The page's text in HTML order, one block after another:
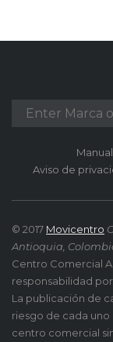
Aviso de
© 2017 Movicentro
Antioquia,
Centro Comercial
responsabilidad
La publicación de
riesgo de cada
centro comercial